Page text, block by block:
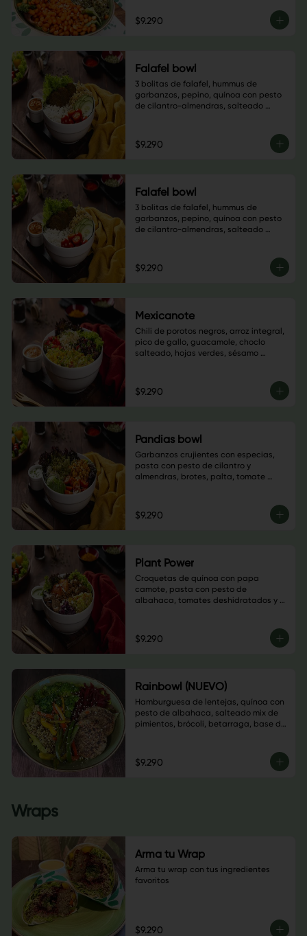
$9.290
Falafel bowl
3 bolitas de falafel, hummus de
garbanzos, pepino, quínoa con pesto
de cilantro-almendras, salteado
de hojas verdes y salsa a elección
$9.290
Falafel bowl
3 bolitas de falafel, hummus de
garbanzos, pepino, quínoa con pesto
de cilantro-almendras, salteado
de hojas verdes y salsa a elección
$9.290
Mexicanote
Chili de porotos negros, arroz integral,
pico de gallo, guacamole, choclo
salteado, hojas verdes, sésamo
$9.290
Pandias bowl
Garbanzos crujientes con especias,
pasta con pesto de cilantro y
almendras, brotes, palta, tomate
$9.290
Plant Power
Croquetas de quínoa con papa
camote, pasta con pesto de
albahaca, tomates deshidratados y
morado, almendras laminadas, hojas
verdes y salsa a elección
$9.290
Rainbowl (NUEVO)
Hamburguesa de lentejas, quínoa con
pesto de albahaca, salteado mix de
pimientos, brócoli, betarraga, base de
$9.290
Wraps
Arma tu Wrap
Arma tu wrap con tus ingredientes
favoritos
$9.290